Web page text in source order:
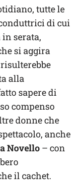
tutte le
di cui
serata,
si aggira
alla
sapere di
compenso
donne che
anche
Novello – con
il cachet.